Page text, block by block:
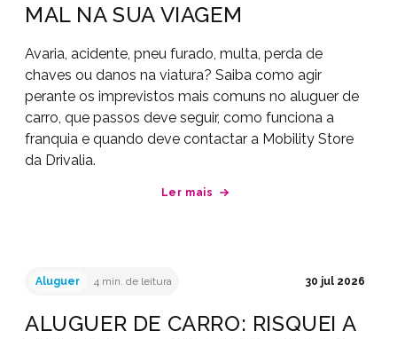
MAL NA SUA VIAGEM
Avaria, acidente, pneu furado, multa, perda de
chaves ou danos na viatura? Saiba como agir
perante os imprevistos mais comuns no aluguer de
carro, que passos deve seguir, como funciona a
franquia e quando deve contactar a Mobility Store
da Drivalia.
Ler mais
Aluguer 4 min. de leitura 30 jul 2026
ALUGUER DE CARRO: RISQUEI A